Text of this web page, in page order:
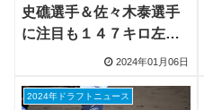
史礁選手＆佐々木泰選手
に注目も１４７キロ左
腕・児玉悠紀投手もドラ
2024年01月06日
2024年ドラフトニュース